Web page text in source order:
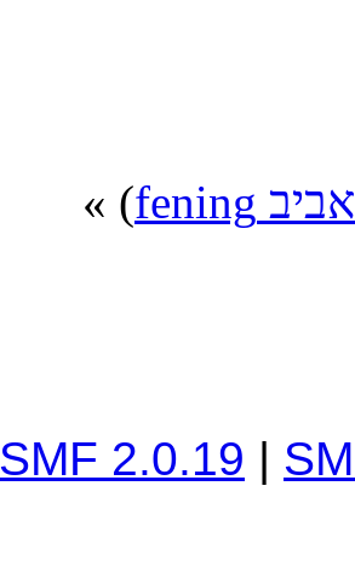
אביב fening ) »
SMF 2.0.19 |